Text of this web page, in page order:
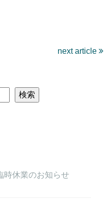
next article
検索
休業のお知らせ